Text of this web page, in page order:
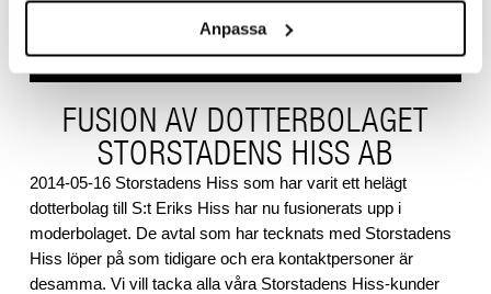
Anpassa
FUSION AV DOTTERBOLAGET
STORSTADENS HISS AB
2014-05-16 Storstadens Hiss som har varit ett helägt
dotterbolag till S:t Eriks Hiss har nu fusionerats upp i
moderbolaget. De avtal som har tecknats med Storstadens
Hiss löper på som tidigare och era kontaktpersoner är
desamma. Vi vill tacka alla våra Storstadens Hiss-kunder